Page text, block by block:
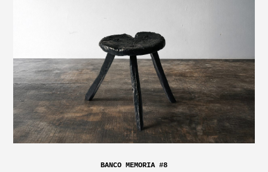
BANCO MEMORIA #8